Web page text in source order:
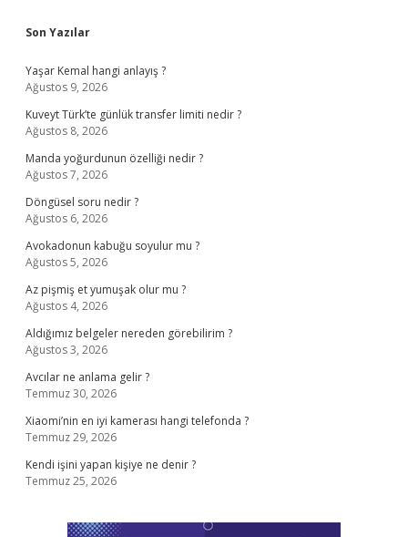
Sidebar
Son Yazılar
Yaşar Kemal hangi anlayış ?
Ağustos 9, 2026
Kuveyt Türk’te günlük transfer limiti nedir ?
Ağustos 8, 2026
Manda yoğurdunun özelliği nedir ?
Ağustos 7, 2026
Döngüsel soru nedir ?
Ağustos 6, 2026
Avokadonun kabuğu soyulur mu ?
Ağustos 5, 2026
Az pişmiş et yumuşak olur mu ?
Ağustos 4, 2026
Aldığımız belgeler nereden görebilirim ?
Ağustos 3, 2026
Avcılar ne anlama gelir ?
Temmuz 30, 2026
Xiaomi’nin en iyi kamerası hangi telefonda ?
Temmuz 29, 2026
Kendi işini yapan kişiye ne denir ?
Temmuz 25, 2026